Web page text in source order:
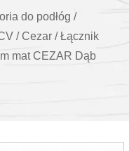
do podłóg /
/ Cezar /Łącznik
mat CEZAR Dąb